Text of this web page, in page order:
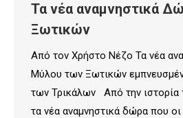
Τα νέα αναμνηστικά
Ξωτικών
Από τον Χρήστο Νέζο Τα νέα
Μύλου των Ξωτικών
των Τρικάλων Από την ιστορία
τα νέα αναμνηστικά δώρα που οι